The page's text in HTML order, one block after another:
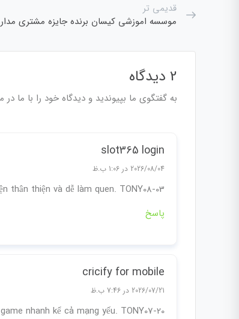
قدیمی تر
موسسه اموزشی کیسان برنده جایزه مشتری
2 دیدگاه
به گفتگوی ما بپیوندید و دیدگاه خود را با ما در
slot365 login
2026/08/04 در 1:06 ب.ظ
thân thiện và dễ làm quen. TONY08-03
پاسخ
cricify for mobile
2026/07/21 در 7:46 ب.ظ
nhanh kể cả mạng yếu. TONY07-20